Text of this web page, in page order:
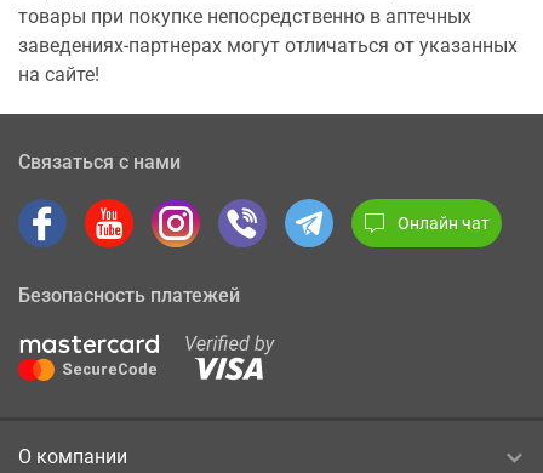
товары при покупке непосредственно в аптечных
заведениях-партнерах могут отличаться от указанных
на сайте!
Связаться с нами
Онлайн чат
Безопасность платежей
О компании